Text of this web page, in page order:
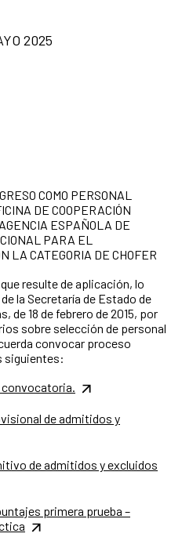
COMO PERSONAL
DE COOPERACIÓN
ESPAÑOLA DE
PARA EL
LA CATEGORIA DE CHOFER
resulte de aplicación, lo
la Secretaría de Estado de
de 18 de febrero de 2015, por
sobre selección de personal
convocar proceso
siguientes:
convocatoria.
de admitidos y
de admitidos y excluidos
primera prueba –
2025